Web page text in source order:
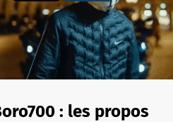
: les propos